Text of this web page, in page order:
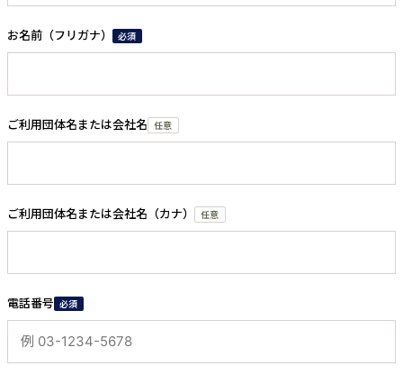
お名前（フリガナ） 必須
ご利用団体名または会社名 任意
ご利用団体名または会社名（カナ） 任意
電話番号 必須